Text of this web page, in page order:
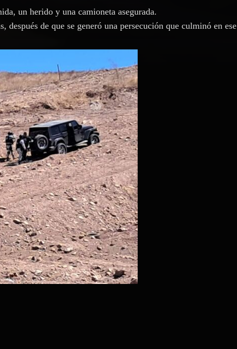
un herido y una camioneta asegurada.
después de que se generó una persecución que culminó en ese